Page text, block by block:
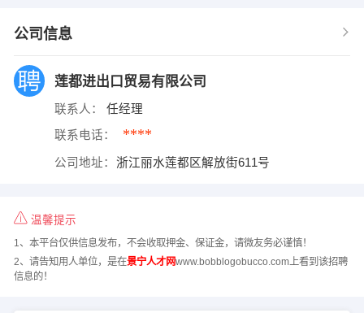
公司信息
莲都进出口贸易有限公司
联系人： 任经理
联系电话： ****
公司地址： 浙江丽水莲都区解放街611号
温馨提示
1、本平台仅供信息发布，不会收取押金、保证金，请微友务必谨慎！
2、请告知用人单位，是在景宁人才网www.bobblogobucco.com上看到该招聘
信息的！